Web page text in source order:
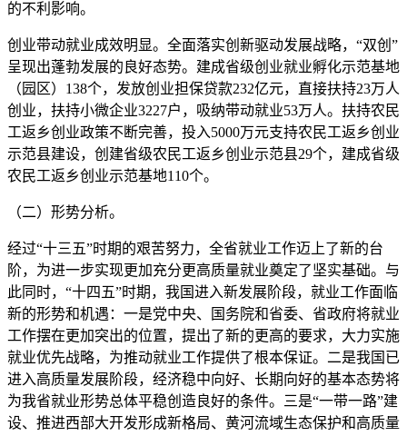
的不利影响。
创业带动就业成效明显。全面落实创新驱动发展战略，“双创”
呈现出蓬勃发展的良好态势。建成省级创业就业孵化示范基地
（园区）138个，发放创业担保贷款232亿元，直接扶持23万人
创业，扶持小微企业3227户，吸纳带动就业53万人。扶持农民
工返乡创业政策不断完善，投入5000万元支持农民工返乡创业
示范县建设，创建省级农民工返乡创业示范县29个，建成省级
农民工返乡创业示范基地110个。
（二）形势分析。
经过“十三五”时期的艰苦努力，全省就业工作迈上了新的台
阶，为进一步实现更加充分更高质量就业奠定了坚实基础。与
此同时，“十四五”时期，我国进入新发展阶段，就业工作面临
新的形势和机遇：一是党中央、国务院和省委、省政府将就业
工作摆在更加突出的位置，提出了新的更高的要求，大力实施
就业优先战略，为推动就业工作提供了根本保证。二是我国已
进入高质量发展阶段，经济稳中向好、长期向好的基本态势将
为我省就业形势总体平稳创造良好的条件。三是“一带一路”建
设、推进西部大开发形成新格局、黄河流域生态保护和高质量